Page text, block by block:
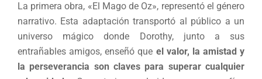
La primera obra, «El Mago de Oz», representó el género
narrativo. Esta adaptación transportó al público a un
universo mágico donde Dorothy, junto a sus
entrañables amigos, enseñó que el valor, la amistad y
la perseverancia son claves para superar cualquier